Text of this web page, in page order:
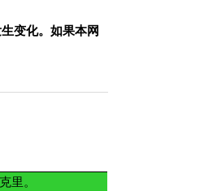
变化。如果本网
里。